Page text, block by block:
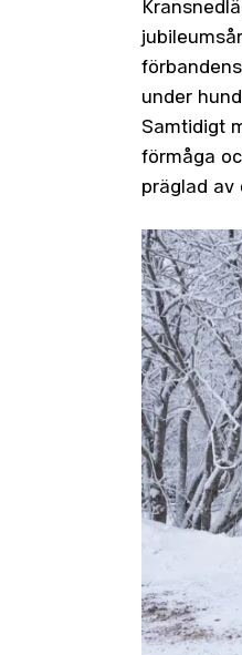
under
Samtidigt
förmåga
präglad av